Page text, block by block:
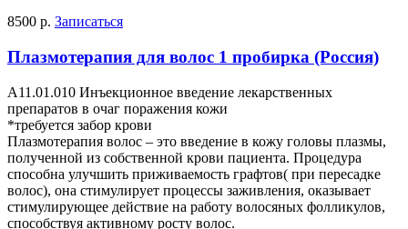
8500 р. Записаться
Плазмотерапия для волос 1 пробирка (Россия)
А11.01.010 Инъекционное введение лекарственных
препаратов в очаг поражения кожи
*требуется забор крови
Плазмотерапия волос – это введение в кожу головы плазмы,
полученной из собственной крови пациента. Процедура
способна улучшить приживаемость графтов( при пересадке
волос), она стимулирует процессы заживления, оказывает
стимулирующее действие на работу волосяных фолликулов,
способствуя активному росту волос.